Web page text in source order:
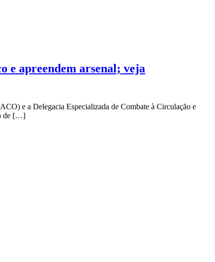
e apreendem arsenal; veja
e a Delegacia Especializada de Combate à Circulação e
de […]